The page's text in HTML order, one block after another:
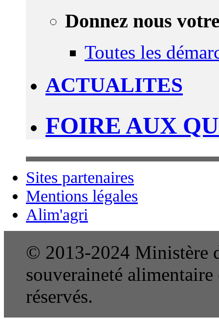
Donnez nous
Toutes les
ACTUALITES
FOIRE AUX
Sites partenaires
Mentions légales
Alim'agri
© 2013-2024 Ministère
souveraineté
réservés.